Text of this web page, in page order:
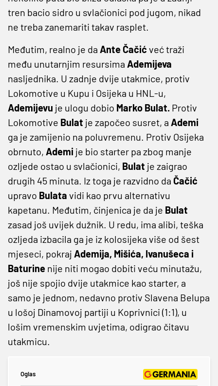
tren bacio sidro u svlačionici pod jugom, nikad
ne treba zanemariti takav rasplet.
Međutim, realno je da Ante Čačić već traži
među unutarnjim resursima Ademijeva
nasljednika. U zadnje dvije utakmice, protiv
Lokomotive u Kupu i Osijeka u HNL-u,
Ademijevu je ulogu dobio Marko Bulat. Protiv
Lokomotive Bulat je započeo susret, a Ademi
ga je zamijenio na poluvremenu. Protiv Osijeka
obrnuto, Ademi je bio starter pa zbog manje
ozljede ostao u svlačionici, Bulat je zaigrao
drugih 45 minuta. Iz toga je razvidno da Čačić
upravo Bulata vidi kao prvu alternativu
kapetanu. Međutim, činjenica je da je Bulat
zasad još uvijek dužnik. U redu, ima alibi, teška
ozljeda izbacila ga je iz kolosijeka više od šest
mjeseci, pokraj Ademija, Mišića, Ivanušeca i
Baturine nije niti mogao dobiti veću minutažu,
još nije spojio dvije utakmice kao starter, a
samo je jednom, nedavno protiv Slavena Belupa
u lošoj Dinamovoj partiji u Koprivnici (1:1), u
lošim vremenskim uvjetima, odigrao čitavu
utakmicu.
Oglas